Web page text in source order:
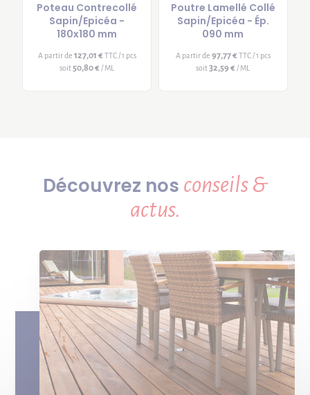
Poteau Contrecollé
Sapin/Epicéa -
180x180 mm
A partir de 127,01 € TTC / 1 pcs
soit 50,80 € / ML
Poutre Lamellé Collé
Sapin/Epicéa - Ép.
090 mm
A partir de 97,77 € TTC / 1 pcs
soit32,59 € / ML
Découvrez nos conseils &
actus.